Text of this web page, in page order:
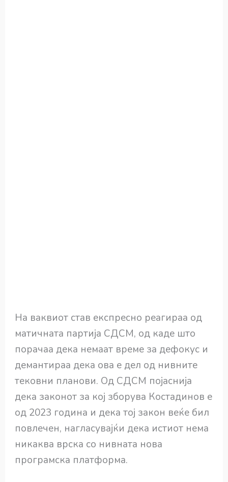
На ваквиот став експресно реагираа од
матичната партија СДСМ, од каде што
порачаа дека немаат време за дефокус и
демантираа дека ова е дел од нивните
тековни планови. Од СДСМ појаснија
дека законот за кој зборува Костадинов е
од 2023 година и дека тој закон веќе бил
повлечен, нагласувајќи дека истиот нема
никаква врска со нивната нова
програмска платформа.